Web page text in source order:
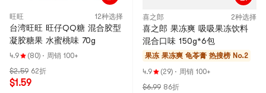
旺旺 12种选择
台湾旺旺 旺仔QQ糖 混合胶型
凝胶糖果 水蜜桃味 70g
4.9 (80) · 周销 100+
$2.59 62折
$1.59
喜之郎 2种选择
喜之郎 果冻爽 吸吸果冻饮料
混合口味 150g*6包
果冻 果冻爽 龟苓膏 热搜榜 No.2
4.9
(29) · 周销 100+
$6.99 86折